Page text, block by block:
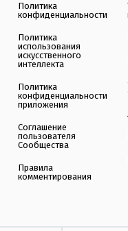
Политика
конфиденциальности
Политика
использования
искусственного
интеллекта
Политика
конфиденциальности
приложения
Соглашение
пользователя
Сообщества
Правила
комментирования